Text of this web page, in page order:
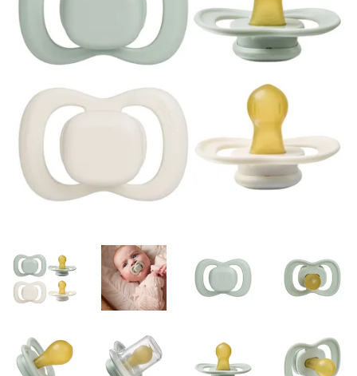
Misky, príbory
Skladovanie potravín
Výbava na príkrmy